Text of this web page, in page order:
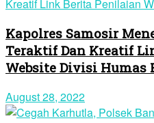
Kapolres Samosir
Teraktif Dan Kreatif
Website Divisi Humas
August 28, 2022